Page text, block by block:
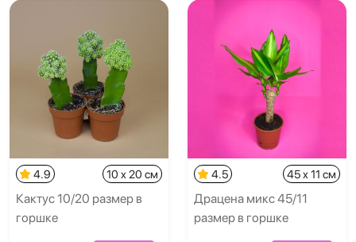
4.9 10 x 20 см
Кактус 10/20 размер в
горшке
4.5 45 x 11 см
Драцена микс 45/11
размер в горшке